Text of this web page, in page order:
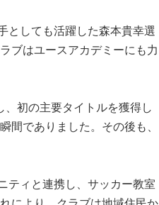
としても活躍した森本貴幸選
ブはユースアカデミーにも力
初の主要タイトルを獲得し
間でありました。その後も、
ティと連携し、サッカー教室